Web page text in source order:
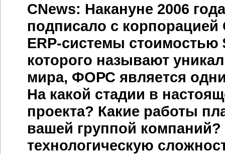
CNews: Накануне 2006
подписало с корпорацией
ERP-системы стоимостью
которого называют
мира, ФОРС является
На какой стадии в
проекта? Какие работы
вашей группой
технологическую